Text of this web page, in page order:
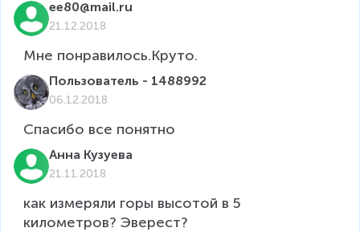
ee80@mail.ru
21.12.2018
Мне понравилось.Круто.
Пользователь - 1488992
06.12.2018
Спасибо все понятно
Анна Кузуева
21.11.2018
как измеряли горы высотой в 5
километров? Эверест?